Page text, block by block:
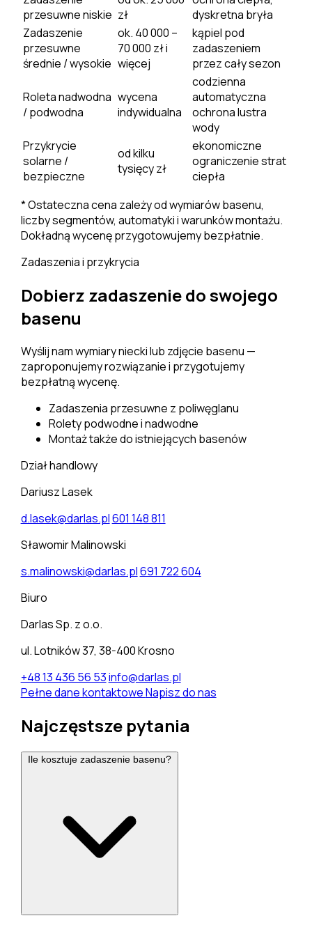
przesuwne niskie zł
dyskretna bryła
Zadaszenie
przesuwne
średnie / wysokie
ok. 40 000 –
70 000 zł i
więcej
kąpiel pod
zadaszeniem
przez cały sezon
Roleta nadwodna
/ podwodna
wycena
indywidualna
codzienna
automatyczna
ochrona lustra
wody
Przykrycie
solarne /
bezpieczne
od kilku
tysięcy zł
ekonomiczne
ograniczenie strat
ciepła
* Ostateczna cena zależy od wymiarów basenu,
liczby segmentów, automatyki i warunków montażu.
Dokładną wycenę przygotowujemy bezpłatnie.
Zadaszenia i przykrycia
Dobierz zadaszenie do swojego
basenu
Wyślij nam wymiary niecki lub zdjęcie basenu —
zaproponujemy rozwiązanie i przygotujemy
bezpłatną wycenę.
Zadaszenia przesuwne z poliwęglanu
Rolety podwodne i nadwodne
Montaż także do istniejących basenów
Dział handlowy
Dariusz Lasek
d.lasek@darlas.pl601 148 811
Sławomir Malinowski
s.malinowski@darlas.pl691 722 604
Biuro
Darlas Sp. z o.o.
ul. Lotników 37, 38-400 Krosno
+48 13 436 56 53info@darlas.pl
Pełne dane kontaktoweNapisz do nas
Najczęstsze pytania
Ile kosztuje zadaszenie basenu?